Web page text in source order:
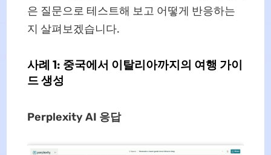
은 질문으로 테스트해 보고 어떻게 반응하는
지 살펴보겠습니다.
사례 1: 중국에서 이탈리아까지의 여행 가이
드 생성
Perplexity AI 응답